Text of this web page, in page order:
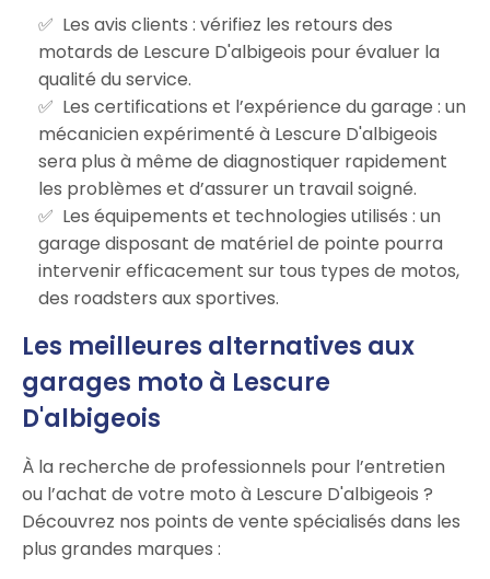
Les avis clients : vérifiez les retours des
motards de Lescure D'albigeois pour évaluer la
qualité du service.
Les certifications et l’expérience du garage : un
mécanicien expérimenté à Lescure D'albigeois
sera plus à même de diagnostiquer rapidement
les problèmes et d’assurer un travail soigné.
Les équipements et technologies utilisés : un
garage disposant de matériel de pointe pourra
intervenir efficacement sur tous types de motos,
des roadsters aux sportives.
Les meilleures alternatives aux
garages moto à Lescure
D'albigeois
À la recherche de professionnels pour l’entretien
ou l’achat de votre moto à Lescure D'albigeois ?
Découvrez nos points de vente spécialisés dans les
plus grandes marques :